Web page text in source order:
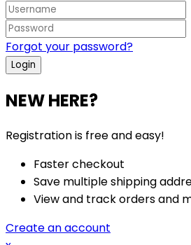
Forgot your password?
NEW HERE?
Registration is free and easy!
Faster checkout
Save multiple shipping
View and track orders and
Create an account